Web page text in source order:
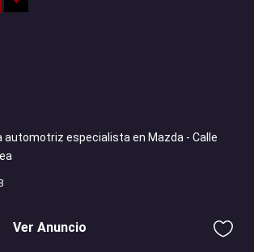
automotriz especialista en Mazda - Calle
Ver Anuncio